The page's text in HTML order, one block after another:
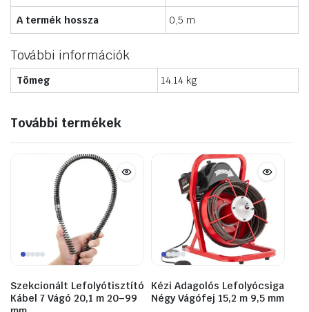
A termék hossza 0,5 m
További információk
Tömeg 14.14 kg
További termékek
Szekcionált Lefolyótisztító
Kábel 7 Vágó 20,1 m 20–99
Kézi Adagolós Lefolyócsiga
Négy Vágófej 15,2 m 9,5 mm